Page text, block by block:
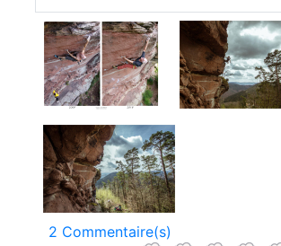
2 Commentaire(s)